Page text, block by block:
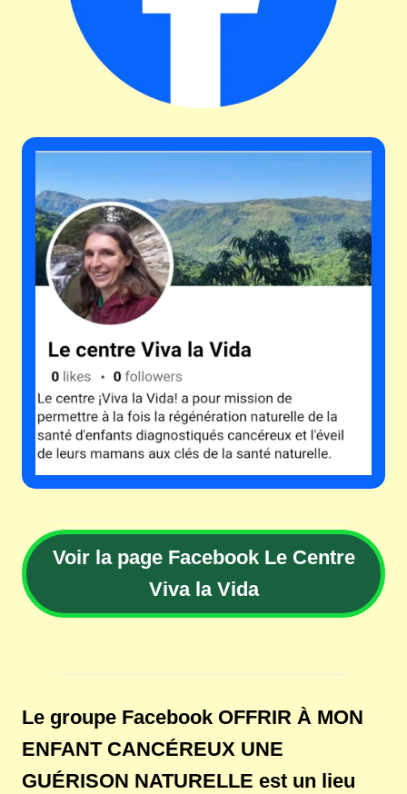
Voir la page Facebook Le Centre
Viva la Vida
Le groupe Facebook OFFRIR À MON
ENFANT CANCÉREUX UNE
GUÉRISON NATURELLE est un lieu